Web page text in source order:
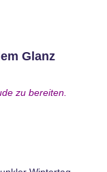
Glanz
zu bereiten.